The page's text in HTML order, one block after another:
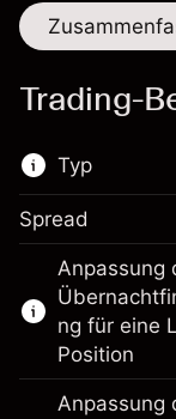
Trading-
Typ
Dieses
über CFDs
Erfahren Sie
CFDs
Knock-outs
Spread
Anpassung
ng für eine
Position
Anpassung